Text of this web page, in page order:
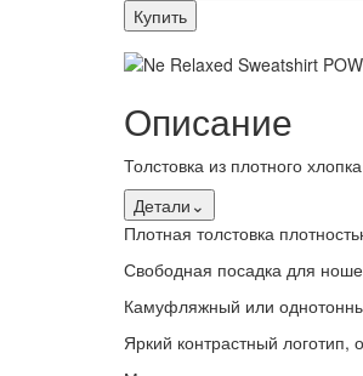
Купить
Описание
Толстовка из плотного
Детали ⌄
Плотная толстовка
Свободная посадка для
Камуфляжный или
Яркий контрастный